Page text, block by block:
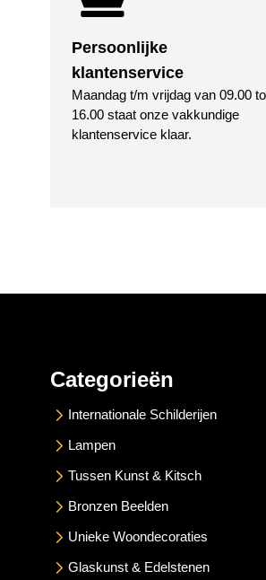
Persoonlijke
klantenservice
Maandag t/m vrijdag van 09.00
16.00 staat onze vakkundige
klantenservice klaar.
Categorieën
Internationale Schilderijen
Lampen
Tussen Kunst & Kitsch
Bronzen Beelden
Unieke Woondecoraties
Glaskunst & Edelstenen